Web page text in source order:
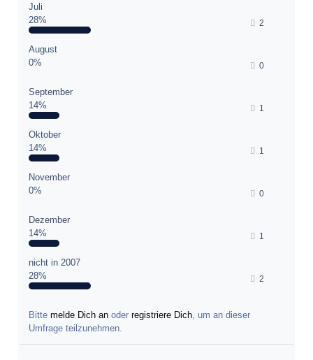
Juli
28%
2
August
0%
0
September
14%
1
Oktober
14%
1
November
0%
0
Dezember
14%
1
nicht in 2007
28%
2
Bitte melde Dich an oder registriere Dich , um an dieser
Umfrage teilzunehmen.